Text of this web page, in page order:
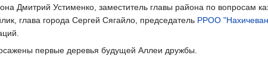
Дмитрий Устименко, заместитель главы района по вопросам
глава города Сергей Сягайло, председатель РРОО
первые деревья будущей Аллеи дружбы.